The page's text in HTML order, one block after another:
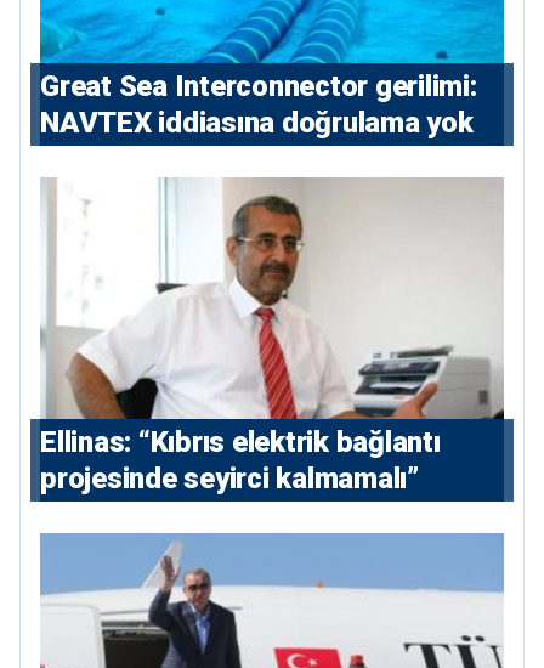
Great Sea Interconnector gerilimi:
NAVTEX iddiasına doğrulama yok
Ellinas: “Kıbrıs elektrik bağlantı
projesinde seyirci kalmamalı”